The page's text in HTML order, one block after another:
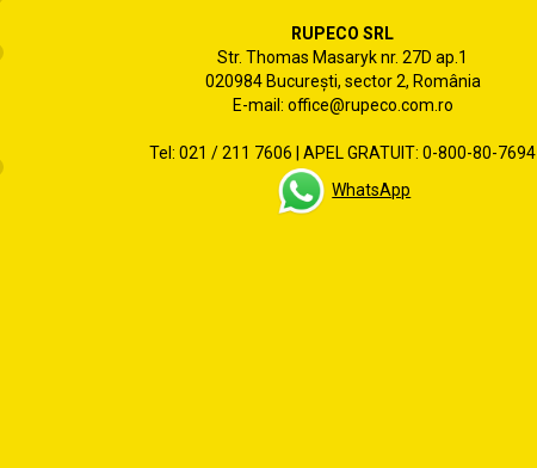
RUPECO SRL
Str. Thomas Masaryk nr. 27D ap.1
020984 București, sector 2, România
E-mail: office@rupeco.com.ro
Tel: 021 / 211 7606 | APEL GRATUIT: 0-800-80-7694
WhatsApp